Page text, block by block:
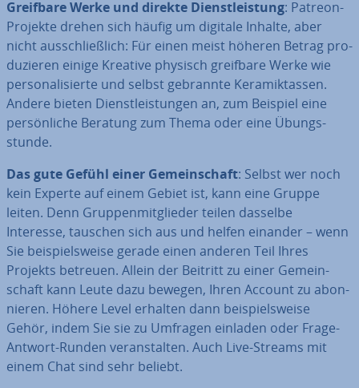
Greifbare Werke und direkte Dienst­leis­tung: Patreon-
Projekte drehen sich häufig um digitale Inhalte, aber
nicht aus­schließ­lich: Für einen meist höheren Betrag pro­
du­zie­ren einige Kreative physisch greifbare Werke wie
per­so­na­li­sier­te und selbst gebrannte Ke­ra­mik­tas­sen.
Andere bieten Dienst­leis­tun­gen an, zum Beispiel eine
per­sön­li­che Beratung zum Thema oder eine Übungs­
stun­de.
Das gute Gefühl einer Ge­mein­schaft: Selbst wer noch
kein Experte auf einem Gebiet ist, kann eine Gruppe
leiten. Denn Grup­pen­mit­glie­der teilen dasselbe
Interesse, tauschen sich aus und helfen einander – wenn
Sie bei­spiels­wei­se gerade einen anderen Teil Ihres
Projekts betreuen. Allein der Beitritt zu einer Ge­mein­
schaft kann Leute dazu bewegen, Ihren Account zu abon­
nie­ren. Höhere Level erhalten dann bei­spiels­wei­se
Gehör, indem Sie sie zu Umfragen einladen oder Frage-
Antwort-Runden ver­an­stal­ten. Auch Live-Streams mit
einem Chat sind sehr beliebt.